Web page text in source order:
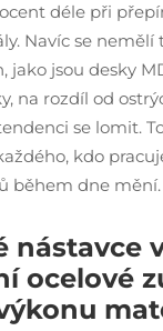
déle při
Navíc se nemělí
jako jsou desky
na rozdíl od
se lomit.
kdo
během dne mění.
nástavce
ocelové